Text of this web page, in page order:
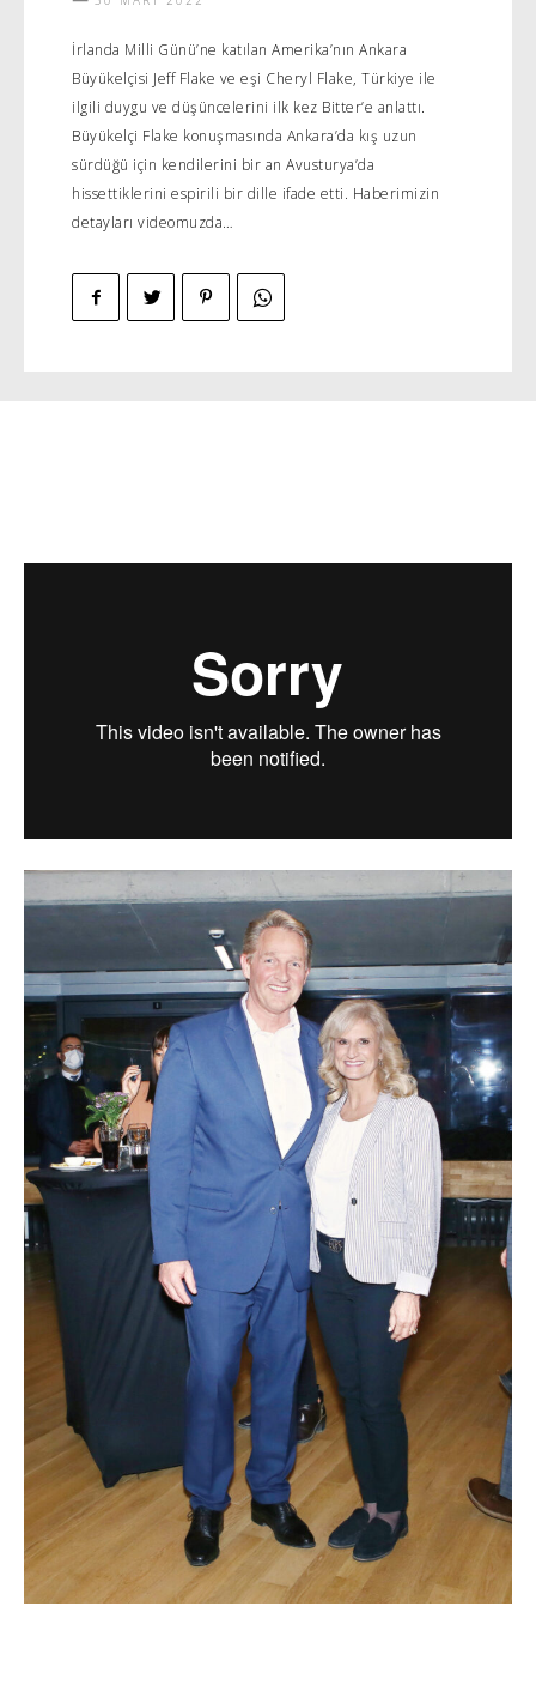
İrlanda Milli Günü’ne katılan Amerika’nın Ankara
Büyükelçisi Jeff Flake ve eşi Cheryl Flake, Türkiye ile
ilgili duygu ve düşüncelerini ilk kez Bitter’e anlattı.
Büyükelçi Flake konuşmasında Ankara’da kış uzun
sürdüğü için kendilerini bir an Avusturya’da
hissettiklerini espirili bir dille ifade etti. Haberimizin
detayları videomuzda…